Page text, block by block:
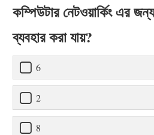
কম্পিউটার নেটওয়ার্কিং এর
ব্যবহার করা যায়?
6
2
8